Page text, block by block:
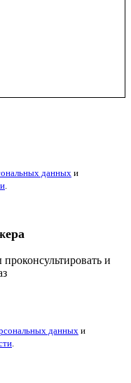
данных и
и
данных и